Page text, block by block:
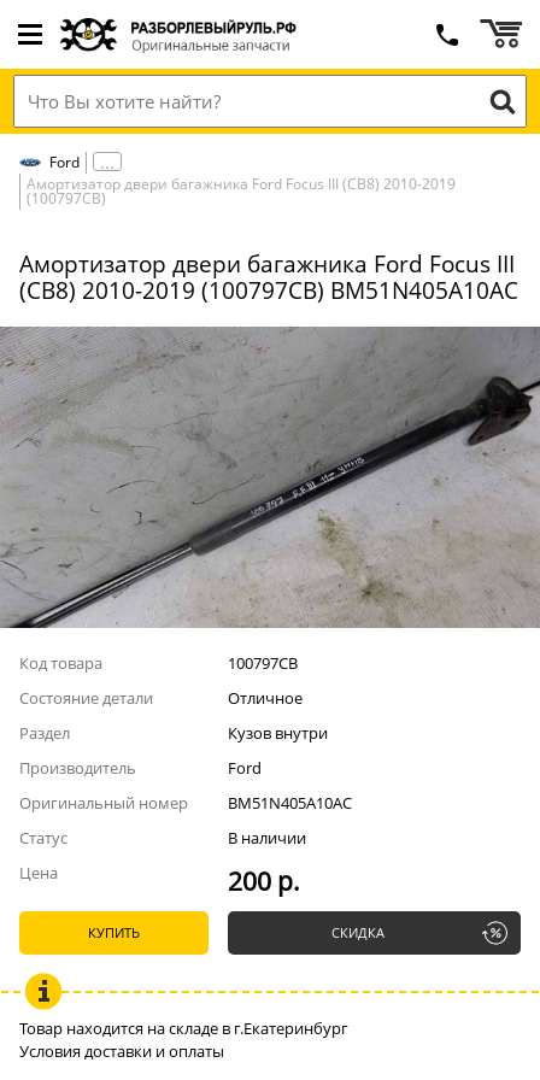
Ford
Амортизатор двери багажника Ford Focus III (CB8) 2010-2019
(100797СВ)
Амортизатор двери багажника Ford Focus III
(CB8) 2010-2019 (100797СВ) BM51N405A10AC
Код товара
100797СВ
Состояние детали
Отличное
Раздел
Кузов внутри
Производитель
Ford
Оригинальный номер
BM51N405A10AC
Статус
В наличии
Цена
200 р.
КУПИТЬ СКИДКА
Товар находится на складе в г.Екатеринбург
Условия доставки и оплаты